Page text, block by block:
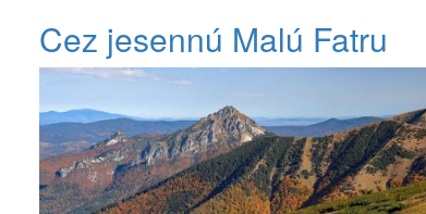
Cez jesennú Malú Fatru